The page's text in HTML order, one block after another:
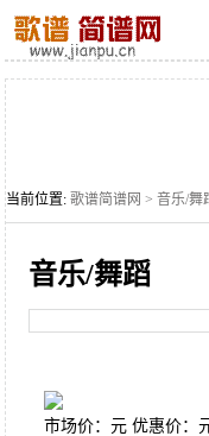
当前位置: 歌谱简谱网 > 音乐/舞
音乐/舞蹈
市场价： 元 优惠价：